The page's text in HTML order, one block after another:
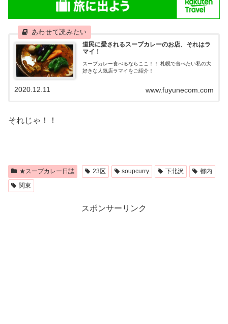
道民に愛されるスープカレーのお店、それはラ
マイ！
スープカレー食べるならここ！！ 札幌で食べたい私の大
好きな人気店ラマイをご紹介！
www.fuyunecom.com
2020.12.11
それじゃ！！
★スープカレー日誌 23区 soupcurry 下北沢
都内
関東
スポンサーリンク